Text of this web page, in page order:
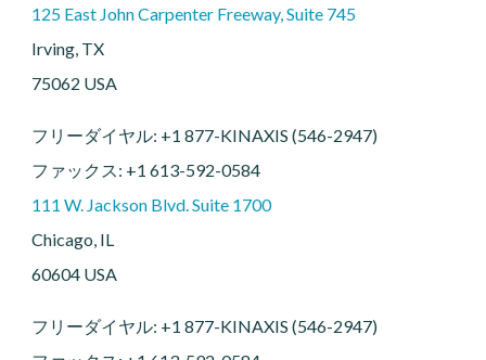
125 East John Carpenter Freeway, Suite 745
Irving, TX
75062 USA
フリーダイヤル: +1 877-KINAXIS (546-2947)
ファックス: +1 613-592-0584
111 W. Jackson Blvd. Suite 1700
Chicago, IL
60604 USA
フリーダイヤル: +1 877-KINAXIS (546-2947)